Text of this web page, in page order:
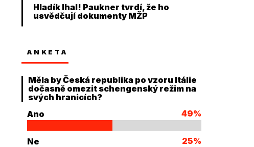
Hladík lhal! Paukner tvrdí, že ho
usvědčují dokumenty MŽP
ANKETA
Měla by Česká republika po vzoru Itálie
dočasně omezit schengenský režim na
svých hranicích?
Ano
49%
Ne 25%